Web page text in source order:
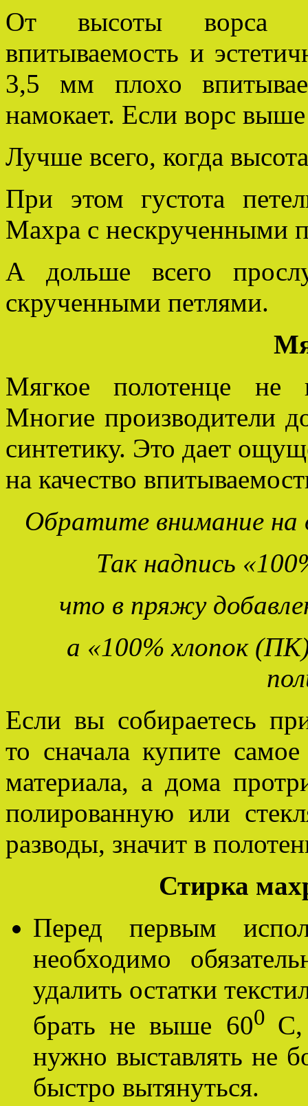
От высоты ворса
впитываемость и
3,5 мм плохо
намокает. Если ворс
Лучше всего, когда
При этом густота
Махра с нескрученными
А дольше всего
скрученными петлями.
Мягкое полотенце не
Многие производители
синтетику. Это дает
на качество
Обратите внимание на
Так надпись
что в пряжу
а «100% хлопок
Если вы собираетесь
то сначала купите
материала, а дома
полированную или
разводы, значит в
Стирка
Перед первым
необходимо
удалить остатки
брать не выше 600 С,
нужно выставлять не
быстро вытянуться.